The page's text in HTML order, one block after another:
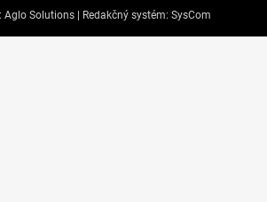
Aglo Solutions | Redakčný systém: SysCom